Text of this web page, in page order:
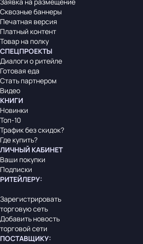
Заявка на размещение
Сквозные баннеры
Печатная версия
Платный контент
Товар на полку
СПЕЦПРОЕКТЫ
Диалоги о ритейле
Готовая еда
Стать партнером
Видео
КНИГИ
Новинки
Топ-10
Трафик без скидок?
Где купить?
ЛИЧНЫЙ КАБИНЕТ
Ваши покупки
Подписки
РИТЕЙЛЕРУ:
Зарегистрировать
торговую сеть
Добавить новость
торговой сети
ПОСТАВЩИКУ: